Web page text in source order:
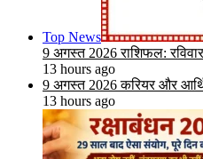
Top News
9 अगस्त 2026 राशिफल:
13 hours ago
9 अगस्त 2026 करियर और
13 hours ago